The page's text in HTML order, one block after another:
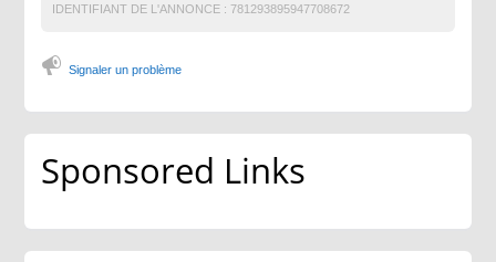
IDENTIFIANT DE L'ANNONCE : 781293895947708672
Signaler un problème
Sponsored Links